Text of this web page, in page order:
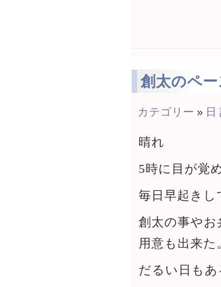
創太のペ
カテゴリー » 日
晴れ
5時に目が覚
毎日早起き
創太の事や
用意も出来た
だるい日も